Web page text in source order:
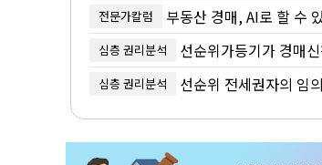
전문가칼럼 부동산 경매, AI로 할 수
심층 권리분석 선순위가등기가 경매
심층 권리분석 선순위 전세권자의 임